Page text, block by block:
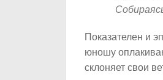
Показателен и
юношу
склоняет свои